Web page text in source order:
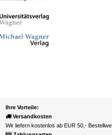
Ihre Vorteile:
Versandkosten
Wir liefern kostenlos ab EUR 50,-